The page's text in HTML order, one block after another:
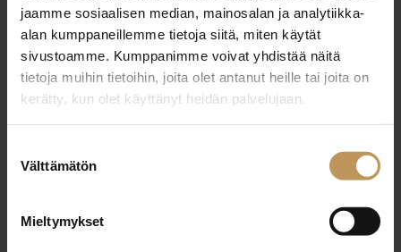
jaamme sosiaalisen median, mainosalan ja analytiikka-
alan kumppaneillemme tietoja siitä, miten käytät
sivustoamme. Kumppanimme voivat yhdistää näitä
tietoja muihin tietoihin, joita olet antanut heille tai joita on
kerätty, kun olet käyttänyt heidän palvelujaan.
valinta
Välttämätön
Mieltymykset
29.2.2024
Lue artikkeli